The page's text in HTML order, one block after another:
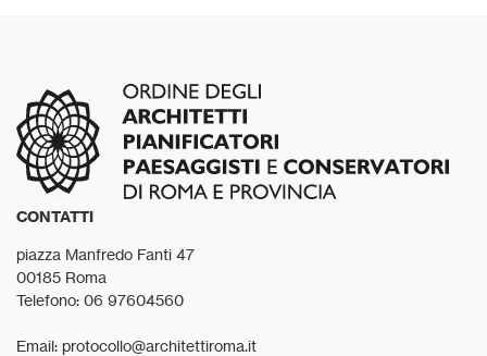
CONTATTI
piazza Manfredo Fanti 47
00185 Roma
Telefono: 06 97604560
Email: protocollo@architettiroma.it